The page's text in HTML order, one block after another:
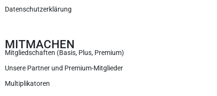
Datenschutzerklärung
MITMACHEN
Mitgliedschaften (Basis, Plus, Premium)
Unsere Partner und Premium-Mitglieder
Multiplikatoren